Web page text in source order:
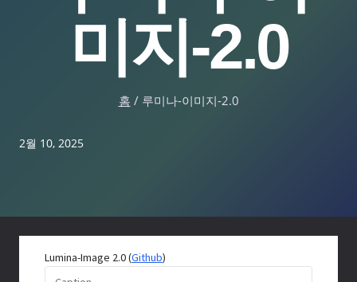
미지-2.0
홈 / 루미나-이미지-2.0
2월 10, 2025